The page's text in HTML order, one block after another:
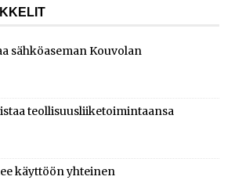
sähköaseman Kouvolan
teollisuusliiketoimintaansa
käyttöön yhteinen